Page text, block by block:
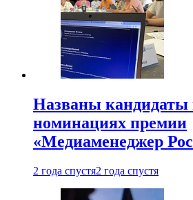
Названы
номинациях премии
«Медиаменеджер
2 года спустя2 года спустя